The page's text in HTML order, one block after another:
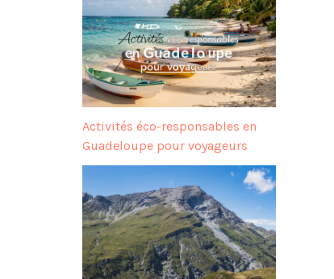
Activités éco-responsables en
Guadeloupe pour voyageurs